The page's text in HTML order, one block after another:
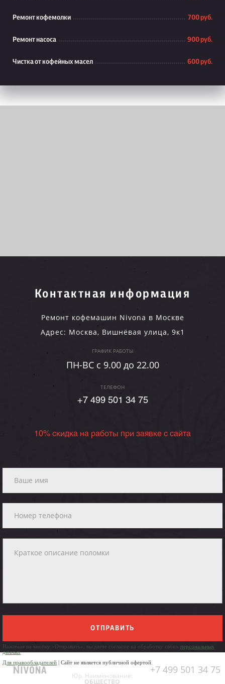
Ремонт кофемолки 700 руб.
Ремонт насоса 900 руб.
Чистка от кофейных масел 600 руб.
Контактная информация
Ремонт кофемашин Nivona в Москве
Адрес: Москва, Вишнёвая улица, 9к1
ГРАФИК РАБОТЫ
ПН-ВC c 9.00 до 22.00
ТЕЛЕФОН
+7 499 501 34 75
10% скидка на работы при заявке с сайта
ОТПРАВИТЬ
Нажимая на кнопку «Отправить», вы даете согласие на обработку своих персональных
данных
Для правообладателей | Сайт не является публичной офертой.
+7 499 501 34 75
Юр. Наименование:
ОБЩЕСТВО